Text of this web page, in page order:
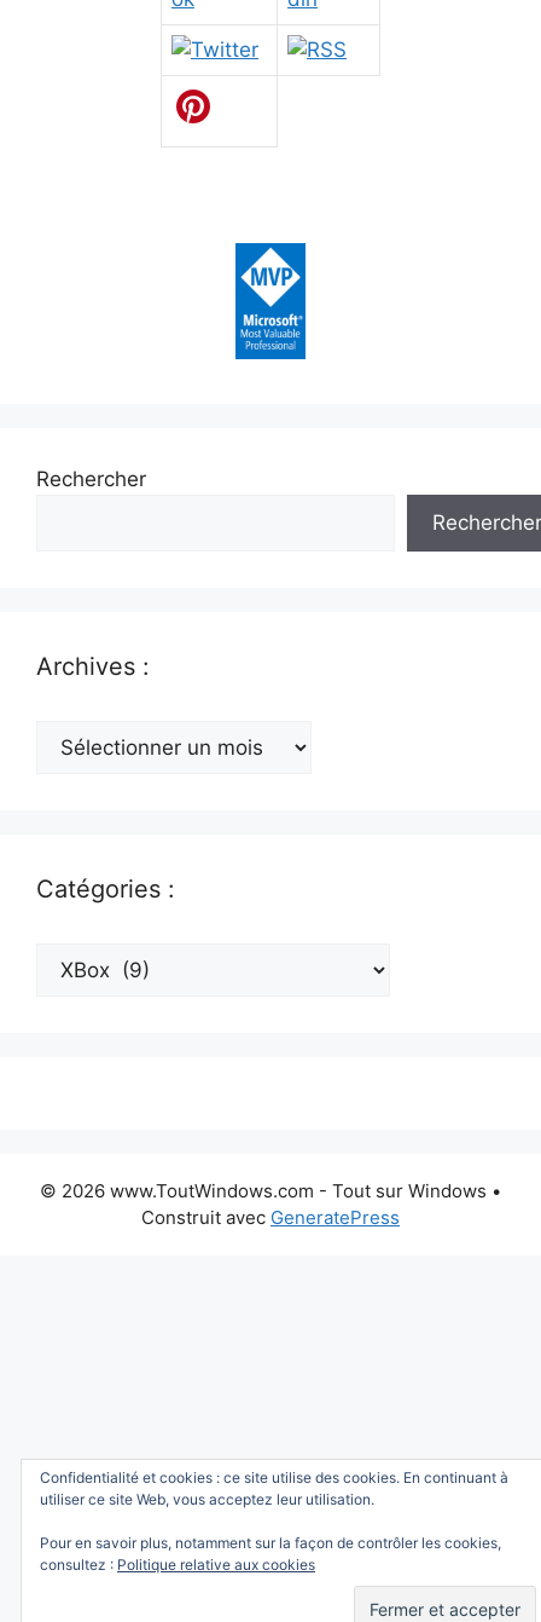
Rechercher
Rechercher
Archives :
Archives
Catégories :
Catégories
© 2026 www.ToutWindows.com - Tout sur Windows •
Construit avec GeneratePress
Confidentialité et cookies : ce site utilise des cookies. En continuant à
utiliser ce site Web, vous acceptez leur utilisation.
Pour en savoir plus, notamment sur la façon de contrôler les cookies,
consultez : Politique relative aux cookies